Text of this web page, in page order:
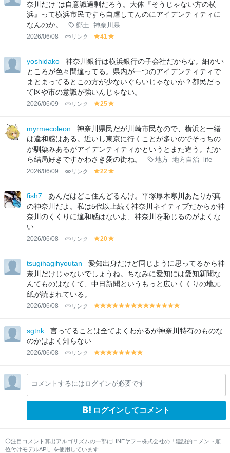
w
w
奈川だけ”は自意識過剰だろう。大体『そうじゃない方の横
浜』って横浜市民ですら自虐してんのにアイデンティティに
なんのか。
郷土 神奈川県
2026/06/08 リンク
y
lo
w
41
lo
yoshidako
神奈川銀行は横浜銀行の子会社だからな。細かい
ところが色々間違ってる。県内が一つのアイデンティティで
まとまってるとこの方が少ないぐらいじゃないか？都民だっ
て区や市の意識が強いんじゃない。
2026/06/09 リンク
y
lo
w
25
lo
w
myrmecoleon
神奈川県民だが川崎市民なので、横浜と一緒
は違和感はある。近いし東京に行くことが多いのでそっちの
が馴染みあるがアイデンティティかというとまた違う。だか
ら結局好きですかわさき愛の街ね。
地方 地方自治 life
2026/06/09 リンク
y
lo
w
22
lo
w
fish7
あんだはどこ住んどるんけ。平塚厚木寒川あたりが真
の神奈川だよ。私は5代以上続く神奈川ネイティブだからか神
奈川のくくりに違和感はないよ、神奈川を恥じるのがよくな
い
2026/06/08 リンク
y
lo
20
lo
w
tsugihagihyoutan
愛知出身だけど同じように思ってるから神
奈川だけじゃないでしょうね。ちなみに愛知には愛知新聞な
んてものはなくて、中日新聞というもっと広いくくりの地元
紙が読まれている。
2026/06/08 リンク
y
lo
y
lo
y
lo
y
lo
y
lo
y
lo
y
lo
y
lo
y
lo
y
lo
y
lo
y
lo
y
lo lo
sgtnk
言ってることは全てよくわかるが神奈川特有のものな
のかはよく知らない
2026/06/08 リンク
y
lo
w
y
lo
w
y
lo
w
y
lo
w
y
lo
w
y
lo
w
y
lo
w
lo
w
コメントするにはログインが必要です
ログインしてコメント
注目コメント算出アルゴリズムの一部にLINEヤフー株式会社の「建設的コメント順
位付けモデルAPI」を使用しています